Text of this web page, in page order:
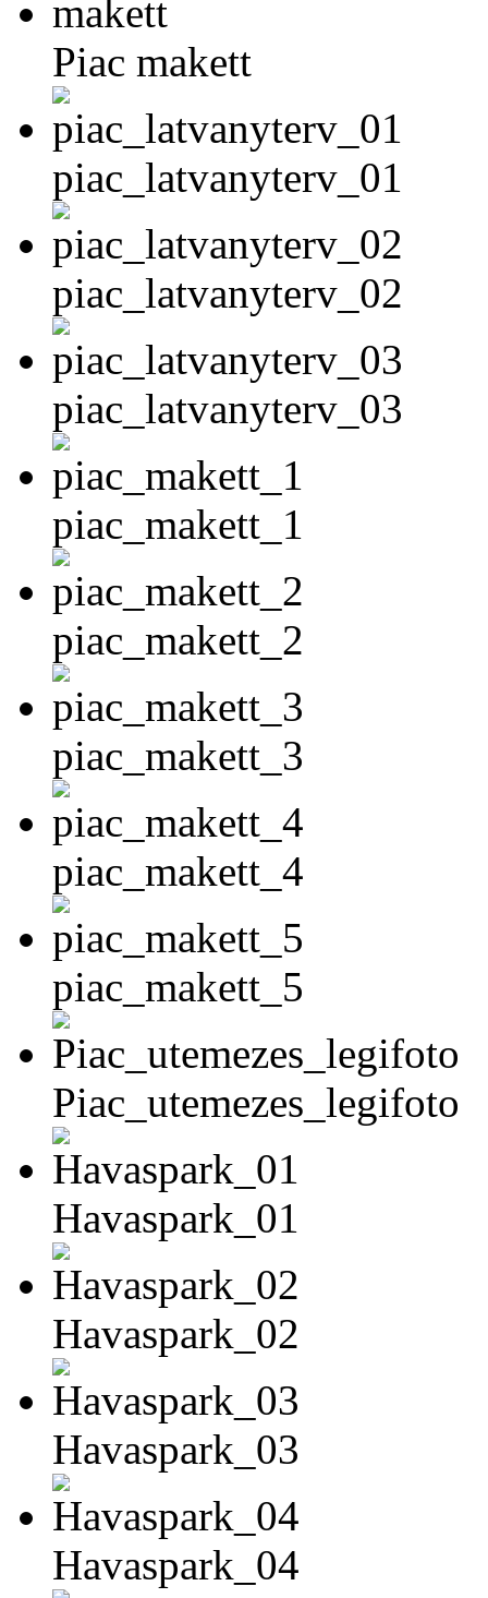
Piac makett
piac_latvanyterv_01
piac_latvanyterv_02
piac_latvanyterv_03
piac_makett_1
piac_makett_2
piac_makett_3
piac_makett_4
piac_makett_5
Piac_utemezes_legifoto
Havaspark_01
Havaspark_02
Havaspark_03
Havaspark_04